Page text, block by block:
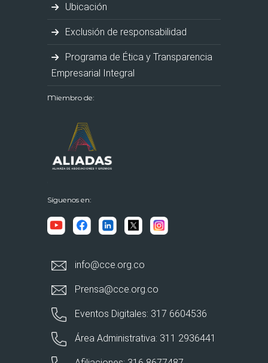
Ubicación
Exclusión de responsabilidad
Programa de Ética y Transparencia
Empresarial Integral
Miembro de:
Síguenos en:
info@cce.org.co
Prensa@cce.org.co
Eventos Digitales: 317 6604536
Área Administrativa: 311 2936441